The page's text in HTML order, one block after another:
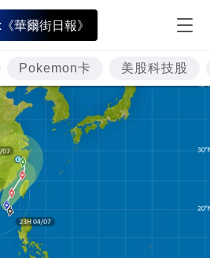
華爾街日報》
Pokemon卡 美股科技股